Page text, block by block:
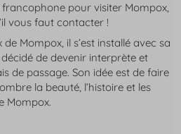
pour visiter Mompox,
vous faut contacter !
Mompox, il s’est installé avec sa
de devenir interprète et
de passage. Son idée est de faire
la beauté, l’histoire et les
Mompox.